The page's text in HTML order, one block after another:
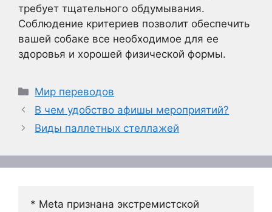
требует тщательного обдумывания.
Соблюдение критериев позволит обеспечить
вашей собаке все необходимое для ее
здоровья и хорошей физической формы.
Рубрики
Мир переводов
В чем удобство афишы мероприятий?
Виды паллетных стеллажей
* Meta признана экстремистской